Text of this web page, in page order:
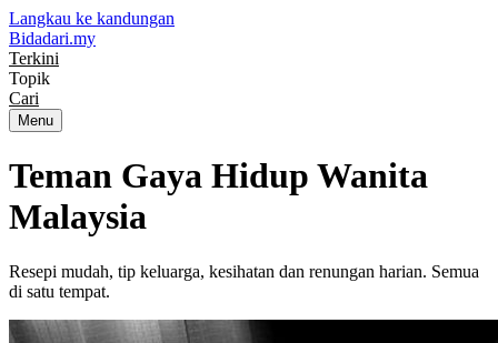
Langkau ke kandungan
Bidadari.my
Terkini
Topik
Cari
Menu
Teman Gaya Hidup Wanita
Malaysia
Resepi mudah, tip keluarga, kesihatan dan renungan harian. Semua
di satu tempat.